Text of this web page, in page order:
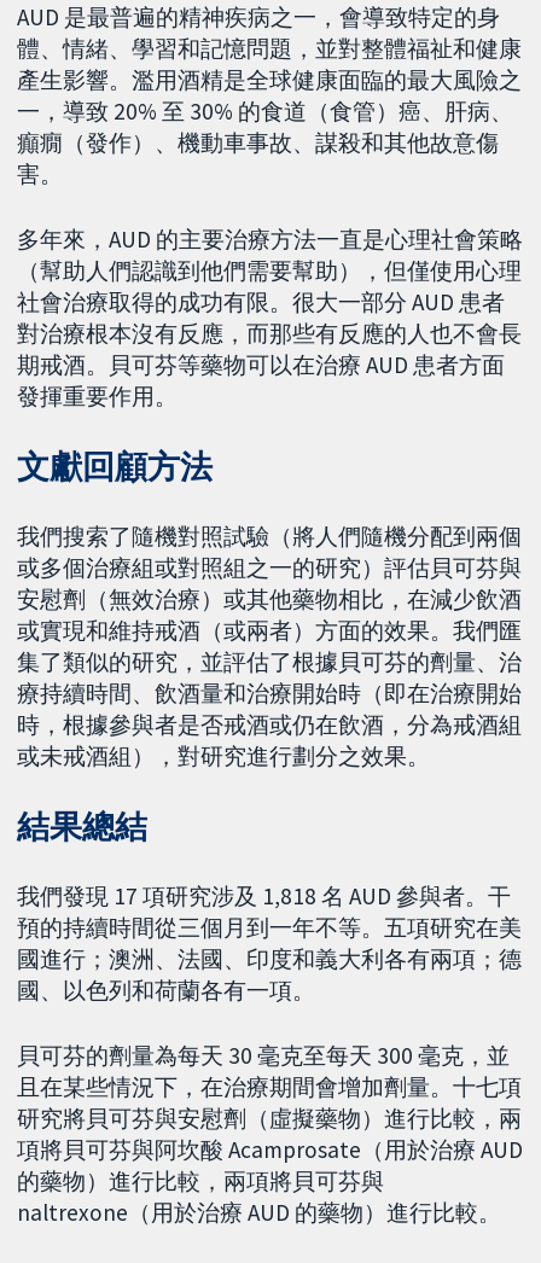
AUD 是最普遍的精神疾病之一，會導致特定的身
體、情緒、學習和記憶問題，並對整體福祉和健康
產生影響。濫用酒精是全球健康面臨的最大風險之
一，導致 20% 至 30% 的食道（食管）癌、肝病、
癲癇（發作）、機動車事故、謀殺和其他故意傷
害。
多年來，AUD 的主要治療方法一直是心理社會策略
（幫助人們認識到他們需要幫助），但僅使用心理
社會治療取得的成功有限。很大一部分 AUD 患者
對治療根本沒有反應，而那些有反應的人也不會長
期戒酒。貝可芬等藥物可以在治療 AUD 患者方面
發揮重要作用。
文獻回顧方法
我們搜索了隨機對照試驗（將人們隨機分配到兩個
或多個治療組或對照組之一的研究）評估貝可芬與
安慰劑（無效治療）或其他藥物相比，在減少飲酒
或實現和維持戒酒（或兩者）方面的效果。我們匯
集了類似的研究，並評估了根據貝可芬的劑量、治
療持續時間、飲酒量和治療開始時（即在治療開始
時，根據參與者是否戒酒或仍在飲酒，分為戒酒組
或未戒酒組），對研究進行劃分之效果。
結果總結
我們發現 17 項研究涉及 1,818 名 AUD 參與者。干
預的持續時間從三個月到一年不等。五項研究在美
國進行；澳洲、法國、印度和義大利各有兩項；德
國、以色列和荷蘭各有一項。
貝可芬的劑量為每天 30 毫克至每天 300 毫克，並
且在某些情況下，在治療期間會增加劑量。十七項
研究將貝可芬與安慰劑（虛擬藥物）進行比較，兩
項將貝可芬與阿坎酸 Acamprosate（用於治療 AUD
的藥物）進行比較，兩項將貝可芬與
naltrexone（用於治療 AUD 的藥物）進行比較。